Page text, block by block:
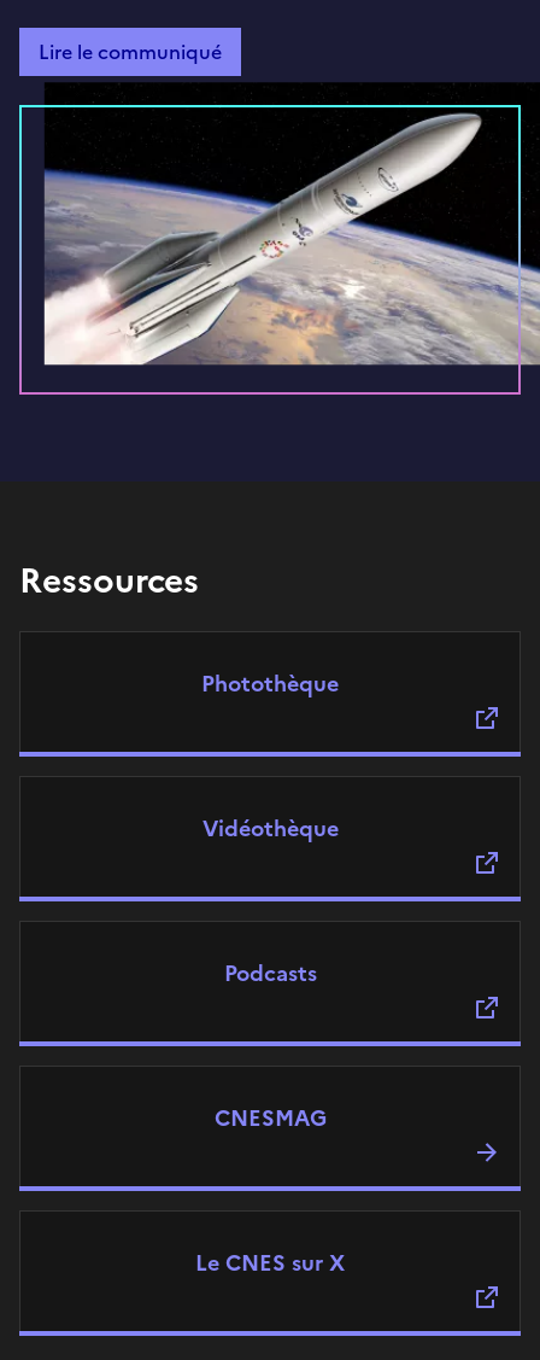
Lire le communiqué
Ressources
Photothèque
Vidéothèque
Podcasts
CNESMAG
Le CNES sur X